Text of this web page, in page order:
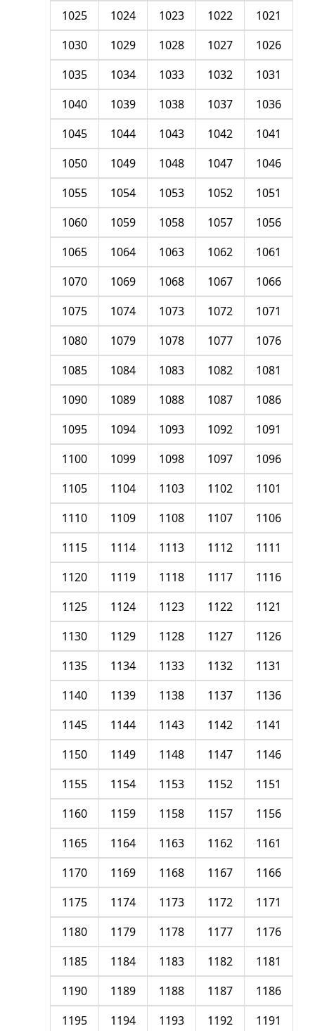
1021
1022
1023
1024
1025
1026
1027
1028
1029
1030
1031
1032
1033
1034
1035
1036
1037
1038
1039
1040
1041
1042
1043
1044
1045
1046
1047
1048
1049
1050
1051
1052
1053
1054
1055
1056
1057
1058
1059
1060
1061
1062
1063
1064
1065
1066
1067
1068
1069
1070
1071
1072
1073
1074
1075
1076
1077
1078
1079
1080
1081
1082
1083
1084
1085
1086
1087
1088
1089
1090
1091
1092
1093
1094
1095
1096
1097
1098
1099
1100
1101
1102
1103
1104
1105
1106
1107
1108
1109
1110
1111
1112
1113
1114
1115
1116
1117
1118
1119
1120
1121
1122
1123
1124
1125
1126
1127
1128
1129
1130
1131
1132
1133
1134
1135
1136
1137
1138
1139
1140
1141
1142
1143
1144
1145
1146
1147
1148
1149
1150
1151
1152
1153
1154
1155
1156
1157
1158
1159
1160
1161
1162
1163
1164
1165
1166
1167
1168
1169
1170
1171
1172
1173
1174
1175
1176
1177
1178
1179
1180
1181
1182
1183
1184
1185
1186
1187
1188
1189
1190
1191
1192
1193
1194
1195